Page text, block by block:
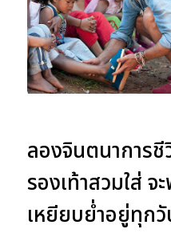
ลองจินตนาการ
รองเท้าสวมใส่ จ
เหยียบย่ำอยู่ทุก